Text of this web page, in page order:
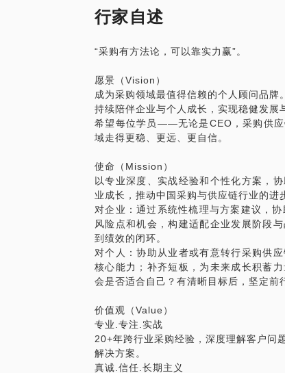
当前的挑战与机会：
深人士，都需要考虑如何应对这些挑
强化核心竞争力或规划职业转型都是重
基于20多年采购供应链从业经验和创
路线图。
正在考虑职业升级、转型的学员，未
些关键时刻，希望能够继续为你们提
“老学员专属”话题，正是为了帮助你
- 战略采购的升级与优化：在企业战
势？
- 供应链的风险管理与创新：如何在
稳健发展？
- 职业转型与个人发展规划：如果你
- 跨领域的领导力提升：如何在不同
的成功？
这些话题将帮助你们解决当前的实际
们可以信赖的朋友，希望能在关键时
你们有任何问题，或者想探讨新的机
一同探索事业和职业成功的更多可能性
Don’t panic, dare to win!
行家自述
“采购有方法论，可以靠实力赢”。
愿景（Vision）
成为采购领域最值得信赖的个人顾问品牌。
持续陪伴企业与个人成长，实现稳健发展
希望每位学员——无论是CEO，采购供应
域走得更稳、更远、更自信。
使命（Mission）
以专业深度、实战经验和个性化方案，
业成长，推动中国采购与供应链行业的进
对企业：通过系统性梳理与方案建议，
风险点和机会，构建适配企业发展阶段
到绩效的闭环。
对个人：协助从业者或有意转行采购供
核心能力；补齐短板，为未来成长积蓄
会是否适合自己？有清晰目标后，坚定
价值观（Value）
专业.专注.实战
20+年跨行业采购经验，深度理解客户问
解决方案。
真诚.信任.长期主义